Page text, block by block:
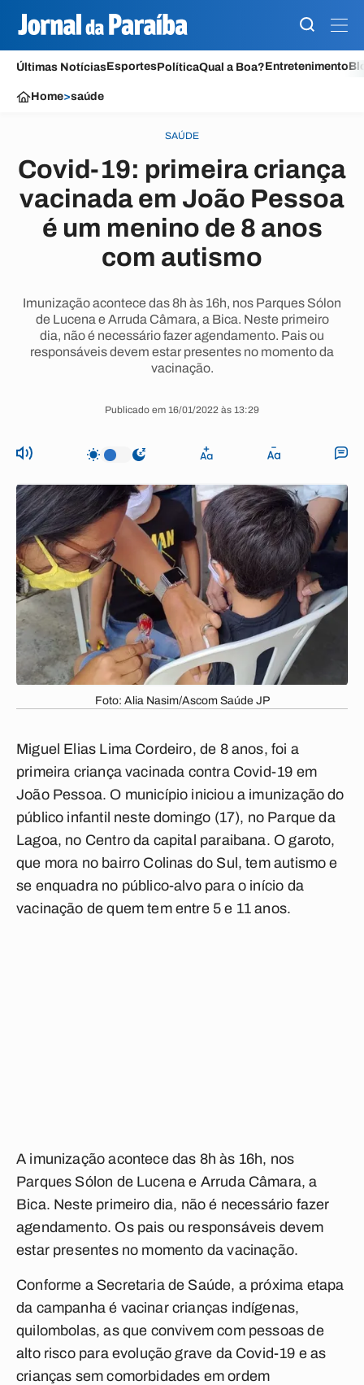
Últimas NotíciasEsportesPolíticaQual a Boa?Entretenimento
Home>saúde
SAÚDE
Covid-19: primeira criança
vacinada em João Pessoa
é um menino de 8 anos
com autismo
Imunização acontece das 8h às 16h, nos Parques Sólon
de Lucena e Arruda Câmara, a Bica. Neste primeiro
dia, não é necessário fazer agendamento. Pais ou
responsáveis devem estar presentes no momento da
vacinação.
Publicado em 16/01/2022 às 13:29
Foto: Alia Nasim/Ascom Saúde JP
Miguel Elias Lima Cordeiro, de 8 anos, foi a
primeira criança vacinada contra Covid-19 em
João Pessoa. O município iniciou a imunização do
público infantil neste domingo (17), no Parque da
Lagoa, no Centro da capital paraibana. O garoto,
que mora no bairro Colinas do Sul, tem autismo e
se enquadra no público-alvo para o início da
vacinação de quem tem entre 5 e 11 anos.
A imunização acontece das 8h às 16h, nos
Parques Sólon de Lucena e Arruda Câmara, a
Bica. Neste primeiro dia, não é necessário fazer
agendamento. Os pais ou responsáveis devem
estar presentes no momento da vacinação.
Conforme a Secretaria de Saúde, a próxima etapa
da campanha é vacinar crianças indígenas,
quilombolas, as que convivem com pessoas de
alto risco para evolução grave da Covid-19 e as
crianças sem comorbidades em ordem